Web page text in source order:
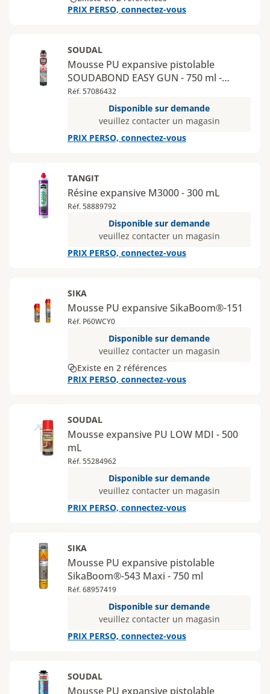
PRIX PERSO, connectez-vous
SOUDAL
Mousse PU expansive pistolable
SOUDABOND EASY GUN - 750 ml -
orange
Réf. 57086432
Disponible sur demande
veuillez contacter un magasin
PRIX PERSO, connectez-vous
TANGIT
Résine expansive M3000 - 300 mL
Réf. 58889792
Disponible sur demande
veuillez contacter un magasin
PRIX PERSO, connectez-vous
SIKA
Mousse PU expansive SikaBoom®-151
Réf. P60WCY0
Disponible sur demande
veuillez contacter un magasin
Existe en 2 références
PRIX PERSO, connectez-vous
SOUDAL
Mousse expansive PU LOW MDI - 500
mL
Réf. 55284962
Disponible sur demande
veuillez contacter un magasin
PRIX PERSO, connectez-vous
SIKA
Mousse PU expansive pistolable
SikaBoom®-543 Maxi - 750 ml
Réf. 68957419
Disponible sur demande
veuillez contacter un magasin
PRIX PERSO, connectez-vous
SOUDAL
Mousse PU expansive pistolable